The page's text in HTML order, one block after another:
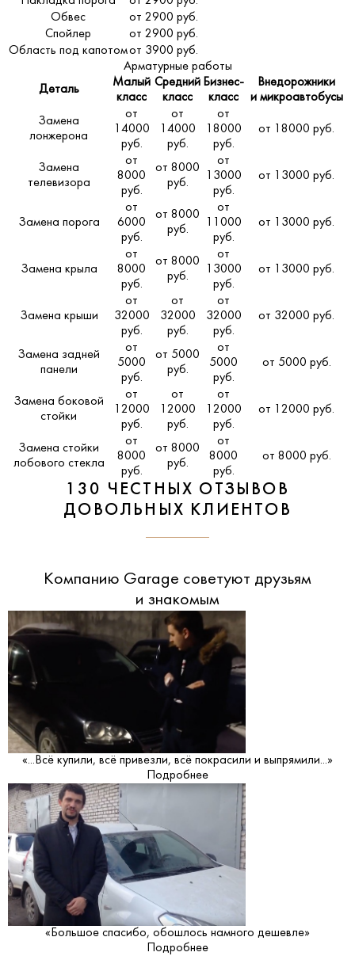
Обвес
от 2900 руб.
Спойлер
от 2900 руб.
Область под капотомот 3900 руб.
Арматурные работы
Деталь
Малый
класс
Средний
класс
Бизнес-
класс
Внедорожники
и микроавтобусы
Замена
лонжерона
от
14000
руб.
от
14000
руб.
от
18000
руб.
от 18000 руб.
Замена
телевизора
от
8000
руб.
от 8000
руб.
от
13000
руб.
от 13000 руб.
Замена порога
от
6000
руб.
от 8000
руб.
от
11000
руб.
от 13000 руб.
Замена крыла
от
8000
руб.
от 8000
руб.
от
13000
руб.
от 13000 руб.
Замена крыши
от
32000
руб.
от
32000
руб.
от
32000
руб.
от 32000 руб.
Замена задней
панели
от
5000
руб.
от 5000
руб.
от
5000
руб.
от 5000 руб.
Замена боковой
стойки
от
12000
руб.
от
12000
руб.
от
12000
руб.
от 12000 руб.
Замена стойки
лобового стекла
от
8000
руб.
от 8000
руб.
от
8000
руб.
от 8000 руб.
130 ЧЕСТНЫХ ОТЗЫВОВ
ДОВОЛЬНЫХ КЛИЕНТОВ
Компанию Garage советуют друзьям
и знакомым
«...Всё купили, всё привезли, всё покрасили и выпрямили...»
Подробнее
«Большое спасибо, обошлось намного дешевле»
Подробнее